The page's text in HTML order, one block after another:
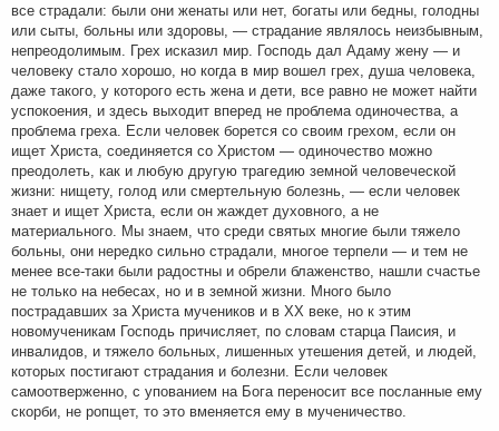
все страдали: были они женаты или нет, богаты или бедны, голодны
или сыты, больны или здоровы, — страдание являлось неизбывным,
непреодолимым. Грех исказил мир. Господь дал Адаму жену — и
человеку стало хорошо, но когда в мир вошел грех, душа человека,
даже такого, у которого есть жена и дети, все равно не может найти
успокоения, и здесь выходит вперед не проблема одиночества, а
проблема греха. Если человек борется со своим грехом, если он
ищет Христа, соединяется со Христом — одиночество можно
преодолеть, как и любую другую трагедию земной человеческой
жизни: нищету, голод или смертельную болезнь, — если человек
знает и ищет Христа, если он жаждет духовного, а не
материального. Мы знаем, что среди святых многие были тяжело
больны, они нередко сильно страдали, многое терпели — и тем не
менее все-таки были радостны и обрели блаженство, нашли счастье
не только на небесах, но и в земной жизни. Много было
пострадавших за Христа мучеников и в XX веке, но к этим
новомученикам Господь причисляет, по словам старца Паисия, и
инвалидов, и тяжело больных, лишенных утешения детей, и людей,
которых постигают страдания и болезни. Если человек
самоотверженно, с упованием на Бога переносит все посланные ему
скорби, не ропщет, то это вменяется ему в мученичество.